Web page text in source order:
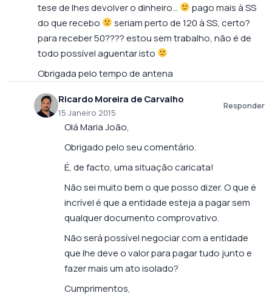
tese de lhes devolver o dinheiro…
pago mais à SS
do que recebo
seriam perto de 120 à SS, certo?
para receber 50???? estou sem trabalho, não é de
todo possível aguentar isto
Obrigada pelo tempo de antena
Ricardo Moreira de Carvalho
15 Janeiro 2015
Responder
Olá Maria João,
Obrigado pelo seu comentário.
É, de facto, uma situação caricata!
Não sei muito bem o que posso dizer. O que é
incrível é que a entidade esteja a pagar sem
qualquer documento comprovativo.
Não será possível negociar com a entidade
que lhe deve o valor para pagar tudo junto e
fazer mais um ato isolado?
Cumprimentos,